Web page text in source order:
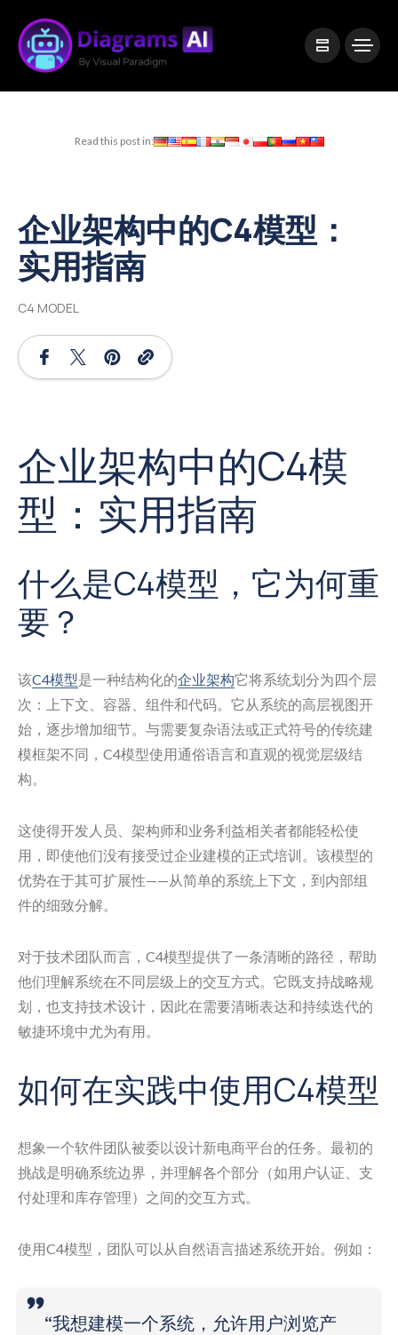
Read this post in:
企业架构中的C4模型：
实用指南
C4 MODEL
企业架构中的C4模
型：实用指南
什么是C4模型，它为何重
要？
该C4模型是一种结构化的企业架构它将系统划分为四个层
次：上下文、容器、组件和代码。它从系统的高层视图开
始，逐步增加细节。与需要复杂语法或正式符号的传统建
模框架不同，C4模型使用通俗语言和直观的视觉层级结
构。
这使得开发人员、架构师和业务利益相关者都能轻松使
用，即使他们没有接受过企业建模的正式培训。该模型的
优势在于其可扩展性——从简单的系统上下文，到内部组
件的细致分解。
对于技术团队而言，C4模型提供了一条清晰的路径，帮助
他们理解系统在不同层级上的交互方式。它既支持战略规
划，也支持技术设计，因此在需要清晰表达和持续迭代的
敏捷环境中尤为有用。
如何在实践中使用C4模型
想象一个软件团队被委以设计新电商平台的任务。最初的
挑战是明确系统边界，并理解各个部分（如用户认证、支
付处理和库存管理）之间的交互方式。
使用C4模型，团队可以从自然语言描述系统开始。例如：
“我想建模一个系统，允许用户浏览产